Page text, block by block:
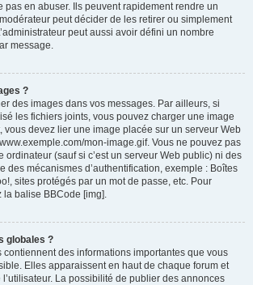
pas en abuser. Ils peuvent rapidement rendre un
peut décider de les retirer ou simplement
peut aussi avoir défini un nombre
message.
?
des images dans vos messages. Par ailleurs, si
les fichiers joints, vous pouvez charger une image
vous devez lier une image placée sur un serveur Web
mon-image.gif. Vous ne pouvez pas
ordinateur (sauf si c’est un serveur Web public) ni des
des mécanismes d’authentification, exemple : Boîtes
sites protégés par un mot de passe, etc. Pour
la balise BBCode [img].
globales ?
contiennent des informations importantes que vous
Elles apparaissent en haut de chaque forum et
La possibilité de publier des annonces